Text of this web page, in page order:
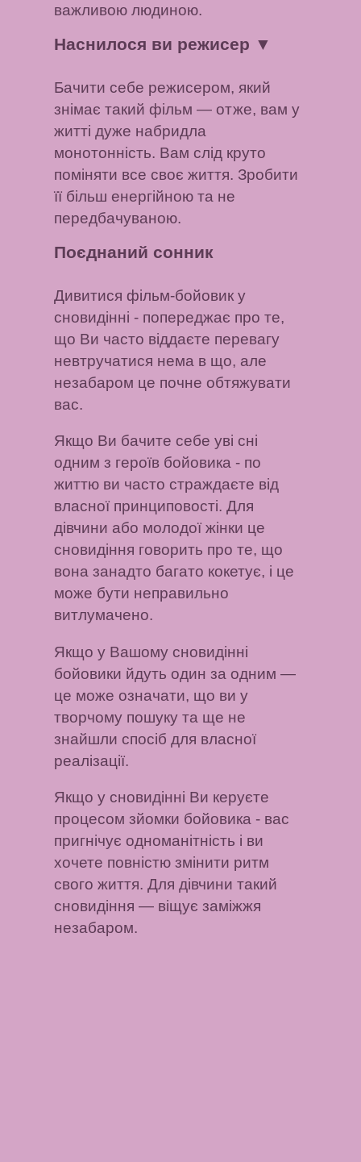
важливою людиною.
Наснилося ви режисер ▼
Бачити себе режисером, який
знімає такий фільм — отже, вам у
житті дуже набридла
монотонність. Вам слід круто
поміняти все своє життя. Зробити
її більш енергійною та не
передбачуваною.
Поєднаний сонник
Дивитися фільм-бойовик у
сновидінні - попереджає про те,
що Ви часто віддаєте перевагу
невтручатися нема в що, але
незабаром це почне обтяжувати
вас.
Якщо Ви бачите себе уві сні
одним з героїв бойовика - по
життю ви часто страждаєте від
власної принциповості.Для
дівчини або молодої жінки це
сновидіння говорить про те, що
вона занадто багато кокетує, і це
може бути неправильно
витлумачено.
Якщо у Вашому сновидінні
бойовики йдуть один за одним —
це може означати, що ви у
творчому пошуку та ще не
знайшли спосіб для власної
реалізації.
Якщо у сновидінні Ви керуєте
процесом зйомки бойовика - вас
пригнічує одноманітність і ви
хочете повністю змінити ритм
свого життя.Для дівчини такий
сновидіння — віщує заміжжя
незабаром.